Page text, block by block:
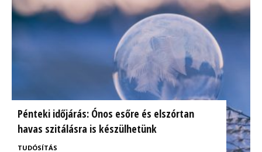
Pénteki időjárás: Ónos esőre és elszórtan
havas szitálásra is készülhetünk
TUDÓSÍTÁS